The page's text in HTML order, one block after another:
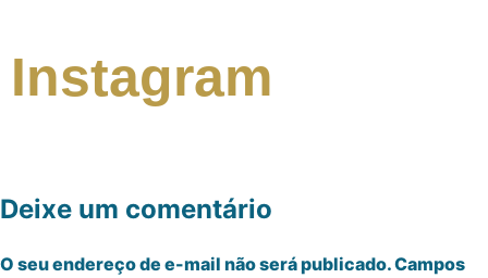
Instagram
Deixe um comentário
O seu endereço de e-mail não será publicado.Campos